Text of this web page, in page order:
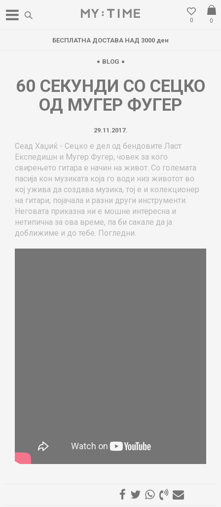
0
0
БЕСПЛАТНА ДОСТАВА НАД 3000 ден
BLOG
60 СЕКУНДИ СО СЕЦКО
ОД МУГЕР ФУГЕР
29.11.2017.
Сеад Хаџиќ - Сецко е дел од бендовите Ласт
Експедишн и Мугер Фугер, човек за кого
свирењето гитара е начин на живот. Со големата
пасија кон музиката која го води низ животот во
кој ужива да создава музика, тој е и колекционер
на гитари, појачала и разни други инструменти.
Неговата приказна ни е мошне интересна и
нетипична за ова време, па би сакале да ја
доближиме и до тебе. Погледни.